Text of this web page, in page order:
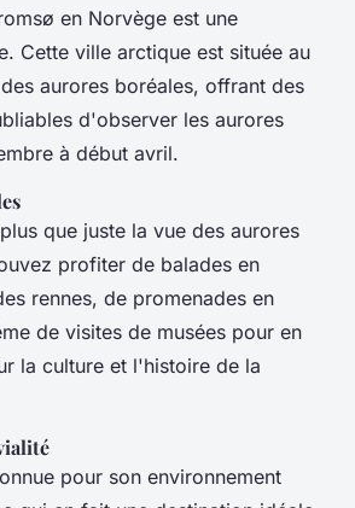
en Norvège est une
Cette ville arctique est située au
aurores boréales, offrant des
d'observer les aurores
à début avril.
que juste la vue des aurores
profiter de balades en
rennes, de promenades en
de visites de musées pour en
la culture et l'histoire de la
pour son environnement